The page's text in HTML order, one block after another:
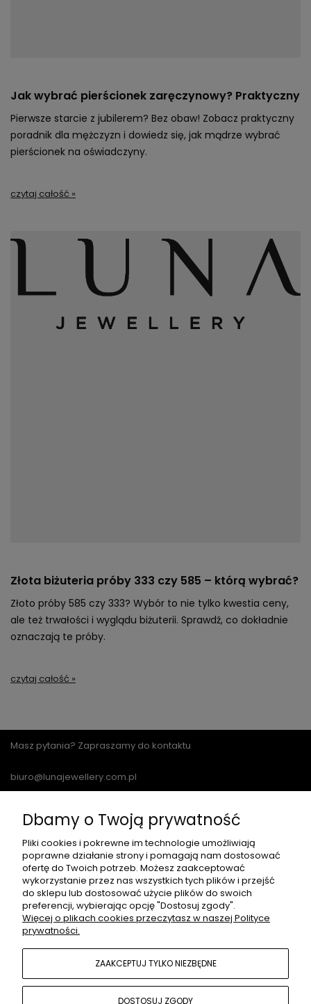
Jak wybrać pierścionek zaręczynowy? Praktyczny
Pierwsze starcie z jubilerem? Bez obaw! Zobacz praktyczny
poradnik dla mężczyzn i dowiedz się, jak mądrze wybrać
pierścionek na oświadczyny.
czytaj całość »
Złota biżuteria próby 333 czy 585 – którą wybrać?
Złoto próby 585 czy 333? Wybór to nie tylko kwestia ceny,
ale też trwałości i wyglądu biżuterii. Sprawdź, co dokładnie
oznaczają te próby.
czytaj całość »
Masz pytania? Zapraszamy do kontaktu
biuro@lunajewellery.com.pl
POMOC
MOJE KONTO
PŁATNOŚCI I DOSTAWA
O NAS
Dbamy o Twoją prywatność
Pliki cookies i pokrewne im technologie umożliwiają
poprawne działanie strony i pomagają nam dostosować
ofertę do Twoich potrzeb. Możesz zaakceptować
wykorzystanie przez nas wszystkich tych plików i przejść
do sklepu lub dostosować użycie plików do swoich
preferencji, wybierając opcję "Dostosuj zgody".
Więcej o plikach cookies przeczytasz w naszej Polityce
prywatności.
ZAAKCEPTUJ TYLKO NIEZBĘDNE
DOSTOSUJ ZGODY